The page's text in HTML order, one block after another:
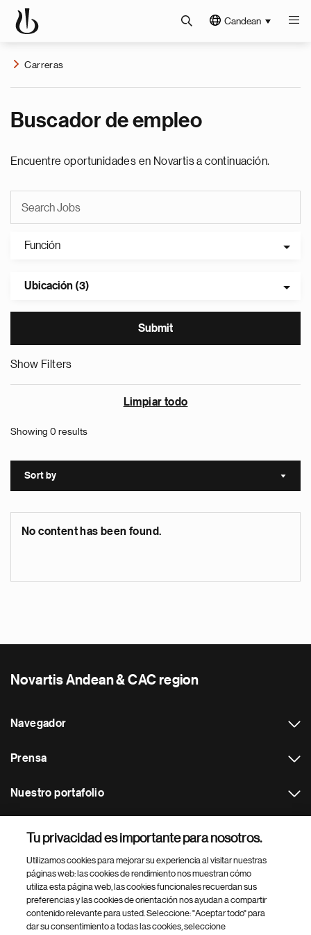
Candean
Carreras
Buscador de empleo
Encuentre oportunidades en Novartis a continuación.
Función
Ubicación (3)
Show Filters
Limpiar todo
Showing 0 results
Sort by Sort
No content has been found.
Novartis Andean & CAC region
Navegador
Prensa
Nuestro portafolio
Footer Site Search
Tu privacidad es importante para nosotros.
Utilizamos cookies para mejorar su experiencia al visitar nuestras
páginas web: las cookies de rendimiento nos muestran cómo
utiliza esta página web, las cookies funcionales recuerdan sus
preferencias y las cookies de orientación nos ayudan a compartir
contenido relevante para usted. Seleccione: "Aceptar todo" para
dar su consentimiento a todas las cookies, seleccione